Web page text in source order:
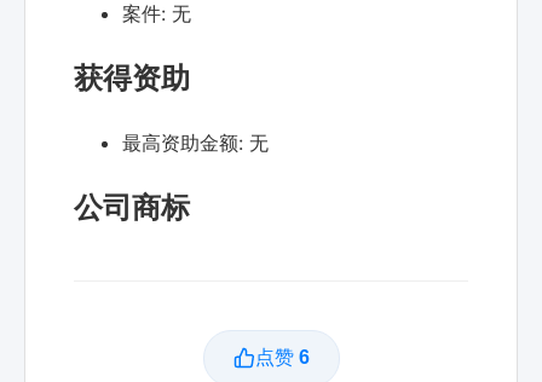
案件: 无
获得资助
最高资助金额: 无
公司商标
点赞 6